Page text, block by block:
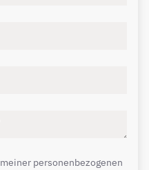
personenbezogenen